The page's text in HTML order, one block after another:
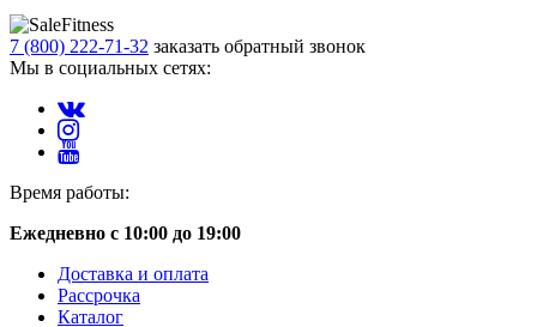
7 (800) 222-71-32 заказать обратный звонок
Мы в социальных сетях:
Время работы:
Ежедневно с 10:00 до 19:00
Доставка и оплата
Рассрочка
Каталог